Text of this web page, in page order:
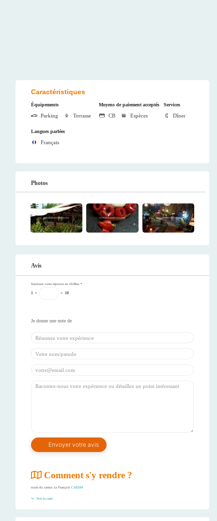
Caractéristiques
Équipements
Parking Terrasse
Moyens de paiement acceptés
CB Espèces
Services
Dîner
Langues parlées
Français
Photos
Avis
Saisissez votre réponse en chiffres *
1 + = 10
Comment s'y rendre ?
route du simon Le François CAESM
Voir la carte